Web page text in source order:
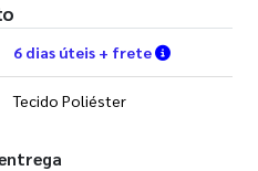
6 dias úteis + frete Verifique
Tecido Poliéster